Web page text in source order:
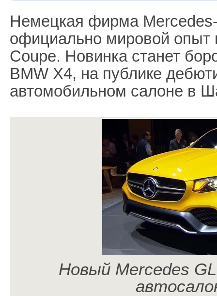
Немецкая фирма
официально мировой опыт
Coupe. Новинка станет
BMW X4, на публике
автомобильном салоне в
Новый Mercedes